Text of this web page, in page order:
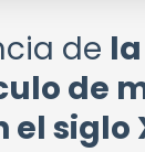
de
de
el siglo